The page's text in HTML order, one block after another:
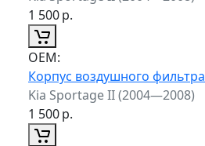
1 500р.
ОЕМ:
Корпус воздушного фильтра
Kia Sportage II (2004—2008)
1 500р.